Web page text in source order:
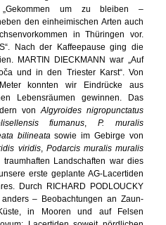
um zu bleiben –
den einheimischen Arten auch
in Thüringen vor.
Nach der Kaffeepause ging die
MARTIN DIECKMANN war „Auf
und in den Triester Karst“. Von
konnten wir Eindrücke aus
Lebensräumen gewinnen. Das
vonAlgyroides nigropunctatus
fiumanus,P. muralis
bilineatasowie im Gebirge von
viridis, Podarcis muralis muralis
Landschaften war dies
erste geplante AG-Lacertiden
Durch RICHARD PODLOUCKY
– Beobachtungen an Zaun-
in Mooren und auf Felsen